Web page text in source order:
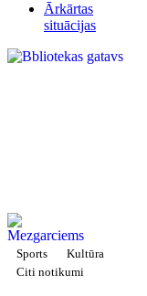
Ārkārtas
situācijas
Sports
Kultūra
Citi notikumi